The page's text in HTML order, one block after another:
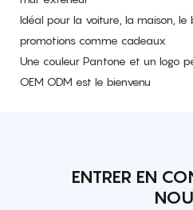
Idéal pour la voiture, la maison,
promotions comme cadeaux
Une couleur Pantone et un logo
OEM ODM est le bienvenu
ENTRER EN